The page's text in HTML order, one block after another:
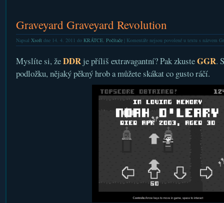
Graveyard Graveyard Revolution
Napsal Xsoftdne 14. 4. 2011 do KRÁTCE, Počítače| Komentáře nejsou povolenéu textu s názvem
Myslíte si, žeDDRje příliš extravagantní? Pak zkusteGGR.
podložku, nějaký pěkný hrob a můžete skákat co gusto ráčí.